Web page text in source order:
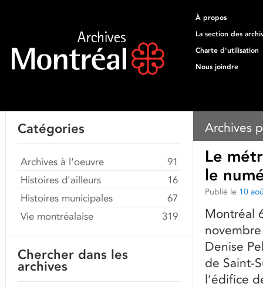
À propos
La section des
Charte d'utilisation
Nous joindre
Archives
Le
le
Publié le 10
Montréal
Denise
de Saint-
l’édifice
Catégories
Archives à l'oeuvre
91
Histoires d'ailleurs
16
Histoires municipales
67
Vie montréalaise
319
Chercher dans les
archives